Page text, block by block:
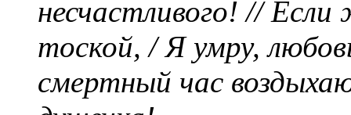
несчастливого! //
тоской, / Я умру,
смертный час